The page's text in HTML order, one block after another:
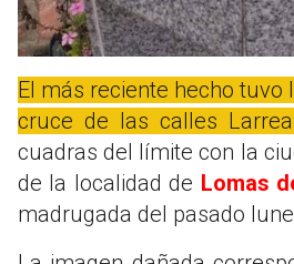
El más reciente hecho tuvo
cruce de las calles
cuadras del límite con la
de la localidad de Lomas
madrugada del pasado